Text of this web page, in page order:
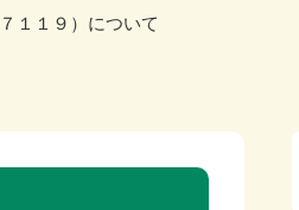
１１９）について